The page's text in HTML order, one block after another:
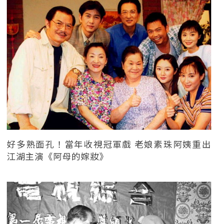
好多熟面孔！當年收視冠軍戲 老娘素珠阿姨重出
江湖主演《阿母的嫁妝》